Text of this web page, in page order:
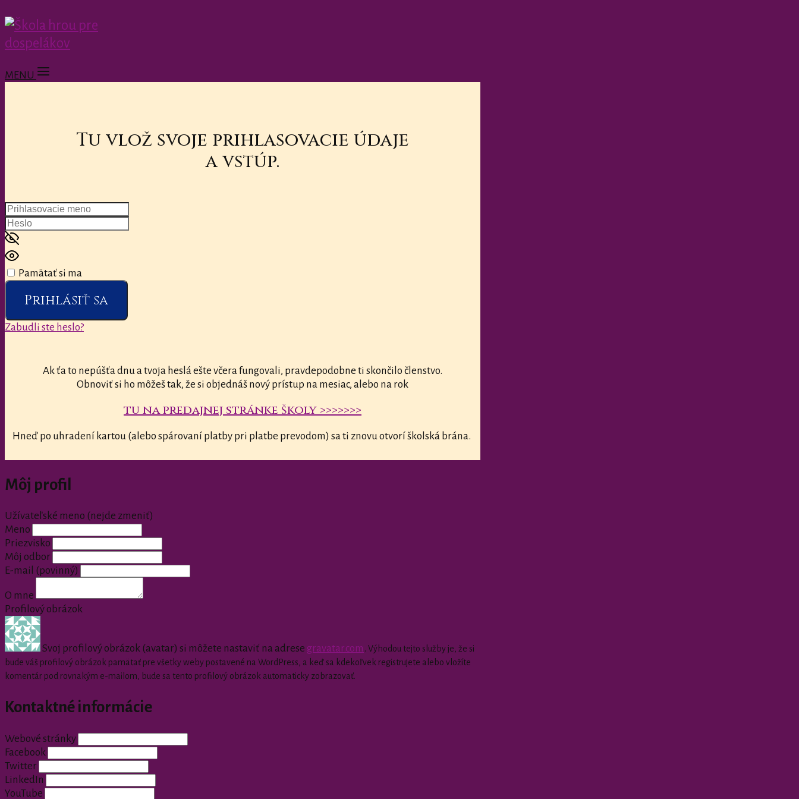
MENU
Tu vlož svoje prihlasovacie údaje
a vstúp.
Pamätať si ma
Prihlásiť sa
Zabudli ste heslo?
Ak ťa to nepúšťa dnu a tvoja heslá ešte včera fungovali, pravdepodobne ti skončilo členstvo.
Obnoviť si ho môžeš tak, že si objednáš nový prístup na mesiac, alebo na rok
tu na predajnej stránke školy >>>>>>>
Hneď po uhradení kartou (alebo spárovaní platby pri platbe prevodom) sa ti znovu otvorí školská brána.
Môj profil
Užívateľské meno (nejde zmeniť)
Meno
Priezvisko
Môj odbor
E-mail
(povinný)
O mne
Profilový obrázok
Svoj profilový obrázok (avatar) si môžete nastaviť na adrese gravatar.com . Výhodou tejto služby je, že si
bude váš profilový obrázok pamätať pre všetky weby postavené na WordPress, a keď sa kdekoľvek registrujete alebo vložíte
komentár pod rovnakým e-mailom, bude sa tento profilový obrázok automaticky zobrazovať.
Kontaktné informácie
Webové stránky
Facebook
Twitter
LinkedIn
YouTube